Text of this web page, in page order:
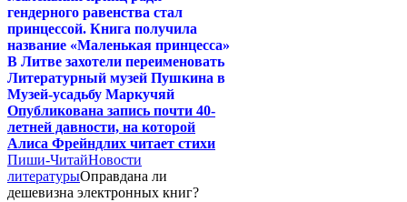
гендерного равенства стал
принцессой. Книга получила
название «Маленькая принцесса»
В Литве захотели переименовать
Литературный музей Пушкина в
Музей-усадьбу Маркучяй
Опубликована запись почти 40-
летней давности, на которой
Алиса Фрейндлих читает стихи
Пиши-ЧитайНовости
литературыОправдана ли
дешевизна электронных книг?